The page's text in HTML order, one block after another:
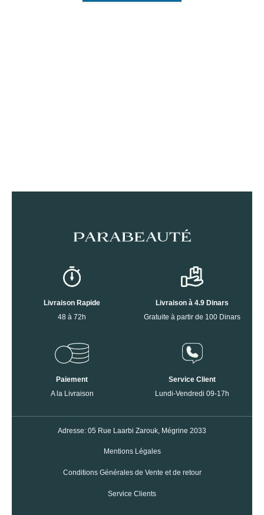
Livraison Rapide
48 à 72h
Livraison à 4.9 Dinars
Gratuite à partir de 100 Dinars
Paiement
A la Livraison
Service Client
Lundi-Vendredi 09-17h
Adresse: 05 Rue Laarbi Zarouk, Mégrine 2033
Mentions Légales
Conditions Générales de Vente et de retour
Service Clients